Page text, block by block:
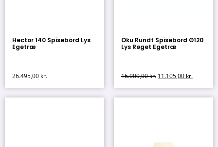
Hector 140 Spisebord Lys
Egetræ
26.495,00 kr.
Oku Rundt Spisebord Ø120
Lys Røget Egetræ
16.000,00kr. 11.105,00 kr.